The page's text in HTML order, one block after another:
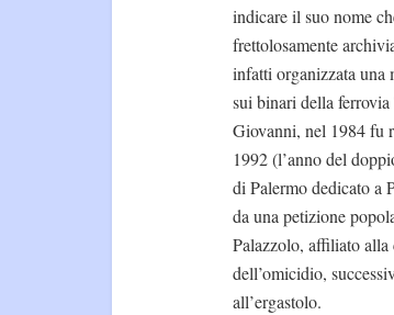
indicare il suo nome
frettolosamente
infatti organizzata una
sui binari della
Giovanni, nel 1984 fu
1992 (l’anno del
di Palermo dedicato a
da una petizione
Palazzolo, affiliato
dell’omicidio,
all’ergastolo.